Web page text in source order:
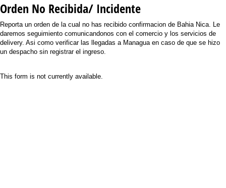
Orden No Recibida/ Incidente
Reporta un orden de la cual no has recibido confirmacion de Bahia Nica. Le
daremos seguimiento comunicandonos con el comercio y los servicios de
delivery. Asi como verificar las llegadas a Managua en caso de que se hizo
un despacho sin registrar el ingreso.
This form is not currently available.